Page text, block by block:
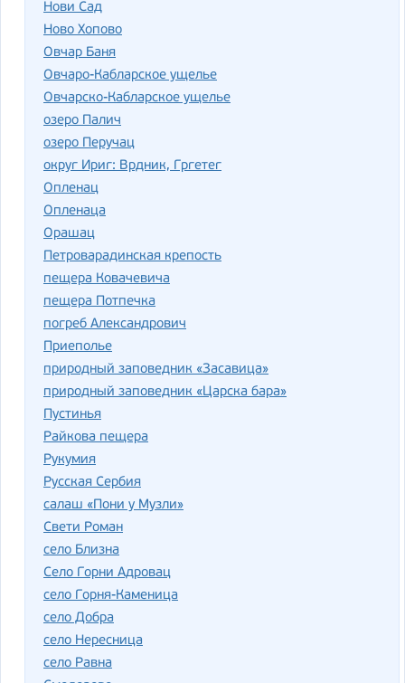
Нови Сад
Ново Хопово
Овчар Баня
Овчаро-Кабларское ущелье
Овчарско-Кабларское ущелье
озеро Палич
озеро Перучац
округ Ириг: Врдник, Гргетег
Опленац
Опленаца
Орашац
Петроварадинская крепость
пещера Ковачевича
пещера Потпечка
погреб Александрович
Приеполье
природный заповедник «Засавица»
природный заповедник «Царска бара»
Пустинья
Райкова пещера
Рукумия
Русская Сербия
салаш «Пони у Музли»
Свети Роман
село Близна
Село Горни Адровац
село Горня-Каменица
село Добра
село Нересница
село Равна